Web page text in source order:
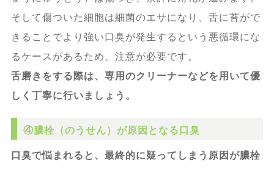
そして傷ついた細胞は細菌のエサになり、舌に苔がで
きることでより強い口臭が発生するという悪循環にな
るケースがあるため、注意が必要です。
舌磨きをする際は、専用のクリーナーなどを用いて優
しく丁寧に行いましょう。
④膿栓（のうせん）が原因となる口臭
口臭で悩まれると、最終的に疑ってしまう原因が膿栓